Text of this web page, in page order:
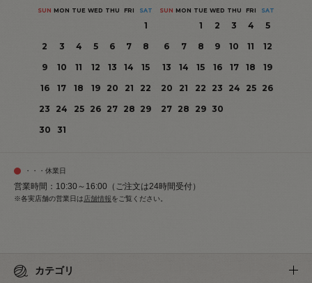
SUN MON TUE WED THU FRI SAT
1
2
3 4 5 6 7
8
9
10 11 12 13 14
15
16
17 18 19 20 21
22
23
24 25 26 27 28 29
30
31
SUN MON TUE WED THU FRI SAT
1 2 3 4
5
6
7 8 9 10 11
12
13
14 15 16 17 18
19
20
21 22 23 24 25
26
27 28 29 30
・・・休業日
営業時間：10:30～16:00（ご注文は24時間受付）
※各実店舗の営業日は 店舗情報をご覧ください。
カテゴリ